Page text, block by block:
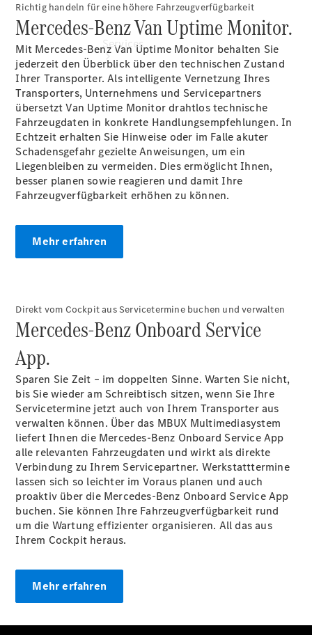
Services
Übersicht
Finanzdienste
Reifen &
Kompletträder
Reifen- und
Komplettradschutz
Transporter-
Service
Übersicht
Unfallreparaturen
SmallRepair
Entsorgung
Wartung
Richtig handeln für eine höhere Fahrzeugverfügbarkeit
Mercedes-Benz Van Uptime Monitor.
Mit Mercedes-Benz Van Uptime Monitor behalten Sie
jederzeit den Überblick über den technischen Zustand
Ihrer Transporter. Als intelligente Vernetzung Ihres
Transporters, Unternehmens und Servicepartners
übersetzt Van Uptime Monitor drahtlos technische
Fahrzeugdaten in konkrete Handlungsempfehlungen. In
Echtzeit erhalten Sie Hinweise oder im Falle akuter
Schadensgefahr gezielte Anweisungen, um ein
Liegenbleiben zu vermeiden. Dies ermöglicht Ihnen,
besser planen sowie reagieren und damit Ihre
Fahrzeugverfügbarkeit erhöhen zu können.
Mehr erfahren
Direkt vom Cockpit aus Servicetermine buchen und verwalten
Mercedes-Benz Onboard Service
App.
Sparen Sie Zeit – im doppelten Sinne. Warten Sie nicht,
bis Sie wieder am Schreibtisch sitzen, wenn Sie Ihre
Servicetermine jetzt auch von Ihrem Transporter aus
verwalten können. Über das MBUX Multimediasystem
liefert Ihnen die Mercedes-Benz Onboard Service App
alle relevanten Fahrzeugdaten und wirkt als direkte
Verbindung zu Ihrem Servicepartner. Werkstatttermine
lassen sich so leichter im Voraus planen und auch
proaktiv über die Mercedes-Benz Onboard Service App
buchen. Sie können Ihre Fahrzeugverfügbarkeit rund
um die Wartung effizienter organisieren. All das aus
Ihrem Cockpit heraus.
Mehr erfahren